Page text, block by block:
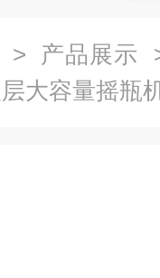
> 产品展示
大容量摇瓶